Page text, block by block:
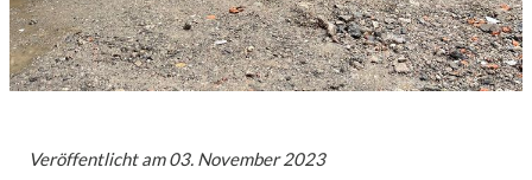
Veröffentlicht am03. November 2023